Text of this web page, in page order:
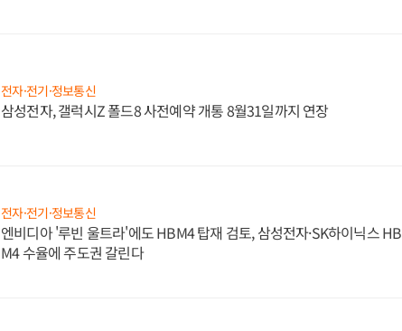
전자·전기·정보통신
삼성전자, 갤럭시Z 폴드8 사전예약 개통 8월31일까지 연장
전자·전기·정보통신
엔비디아 '루빈 울트라'에도 HBM4 탑재 검토, 삼성전자·SK하이닉스 HB
M4 수율에 주도권 갈린다